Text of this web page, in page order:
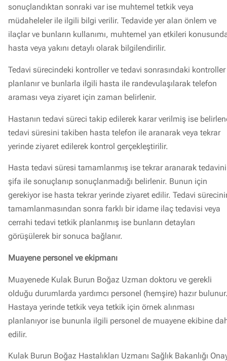
sonuçlandıktan sonraki var ise muhtemel tetkik veya
müdaheleler ile ilgili bilgi verilir. Tedavide yer alan önlem ve
ilaçlar ve bunların kullanımı, muhtemel yan etkileri
hasta veya yakını detaylı olarak bilgilendirilir.
Tedavi sürecindeki kontroller ve tedavi sonrasındaki kontroller
planlanır ve bunlarla ilgili hasta ile randevulaşılarak telefon
araması veya ziyaret için zaman belirlenir.
Hastanın tedavi süreci takip edilerek karar verilmiş ise
tedavi süresini takiben hasta telefon ile aranarak veya tekrar
yerinde ziyaret edilerek kontrol gerçekleştirilir.
Hasta tedavi süresi tamamlanmış ise tekrar aranarak
şifa ile sonuçlanıp sonuçlanmadığı belirlenir. Bunun için
gerekiyor ise hasta tekrar yerinde ziyaret edilir. Tedavi
tamamlanmasından sonra farklı bir idame ilaç tedavisi veya
cerrahi tedavi tetkik planlanmış ise bunların detayları
görüşülerek bir sonuca bağlanır.
Muayene personel ve ekipmanı
Muayenede Kulak Burun Boğaz Uzman doktoru ve gerekli
olduğu durumlarda yardımcı personel (hemşire) hazır
Hastaya yerinde tetkik veya tetkik için örnek alınması
planlanıyor ise bununla ilgili personel de muayene ekibine
edilir.
Kulak Burun Boğaz Hastalıkları Uzmanı Sağlık Bakanlığı